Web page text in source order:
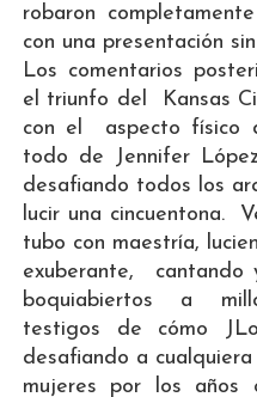
robaron
con una presentación
Los comentarios
el triunfo del Kansas
con el aspecto físico
todo de Jennifer
desafiando todos los
lucir una cincuentona.
tubo con maestría,
exuberante,
boquiabiertos a
testigos de cómo
desafiando a
mujeres por los años